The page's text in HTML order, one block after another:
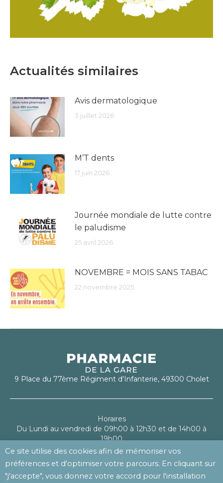
Actualités similaires
Avis dermatologique
3 juillet 2026
M’T dents
17 juin 2026
Journée mondiale de lutte contre
le paludisme
25 avril 2026
NOVEMBRE = MOIS SANS TABAC
22 novembre 2025
9 Place du 77ème Régiment d'Infanterie, 49300 Cholet
Horaires
Du Lundi au vendredi de 09h00 à 12h30 et de 14h00 à
19h00
Le samedi de 09h00 à 13h00
Mentions légales
Ce site utilise des cookies afin de mémoriser vos
préférences et d'optimiser votre parcours. En cliquant sur
"j'accepte", vous donnez votre accord pour l'installation